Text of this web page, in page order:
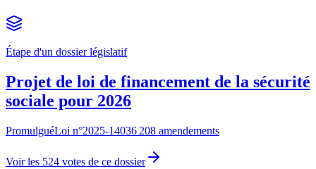
Étape d'un dossier législatif
Projet de loi de financement de la sécurité
sociale pour 2026
PromulguéLoi n°2025-14036 208 amendements
Voir les 524 votes de ce dossier